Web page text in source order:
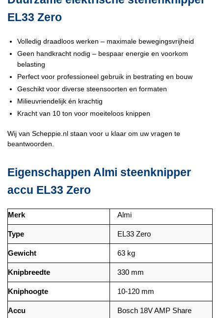
EL33 Zero
Volledig draadloos werken – maximale bewegingsvrijheid
Geen handkracht nodig – bespaar energie en voorkom
belasting
Perfect voor professioneel gebruik in bestrating en bouw
Geschikt voor diverse steensoorten en formaten
Milieuvriendelijk én krachtig
Kracht van 10 ton voor moeiteloos knippen
Wij van Scheppie.nl staan voor u klaar om uw vragen te
beantwoorden.
Eigenschappen Almi steenknipper
accu EL33 Zero
Merk Almi
Type EL33 Zero
Gewicht 63 kg
Knipbreedte 330 mm
Kniphoogte 10-120 mm
Accu Bosch 18V AMP Share